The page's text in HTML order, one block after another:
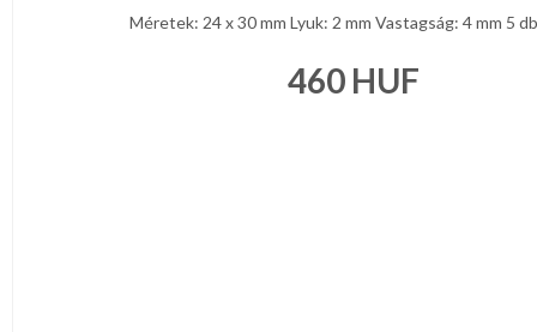
Méretek: 24 x 30 mm Lyuk: 2 mm Vastagság: 4 mm 5
460HUF